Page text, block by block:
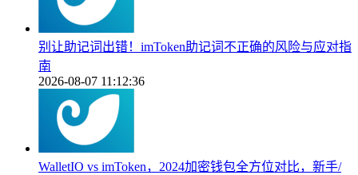
别让助记词出错！imToken助记词不正确的风险与应对指
南
2026-08-07 11:12:36
WalletIO vs imToken，2024加密钱包全方位对比，新手/